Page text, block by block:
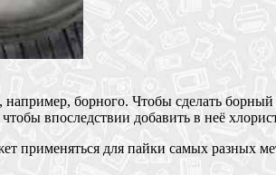
борного. Чтобы сделать
впоследствии добавить в неё
применяться для пайки самых разных